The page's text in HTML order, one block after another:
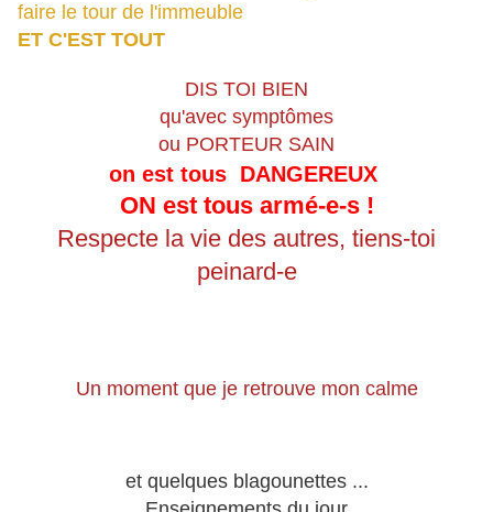
faire le tour de l'immeuble
ET C'EST TOUT
DIS TOI BIEN
qu'avec symptômes
ou PORTEUR SAIN
on est tous DANGEREUX
ON est tous armé-e-s !
Respecte la vie des autres, tiens-toi
peinard-e
Un moment que je retrouve mon calme
et quelques blagounettes ...